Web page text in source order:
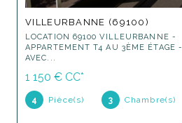
VILLEURBANNE (69100)
LOCATION 69100 VILLEURBANNE -
APPARTEMENT T4 AU 3ÈME ÉTAGE -
AVEC...
1 150 € CC*
4 Pièce(s) 3 Chambre(s)